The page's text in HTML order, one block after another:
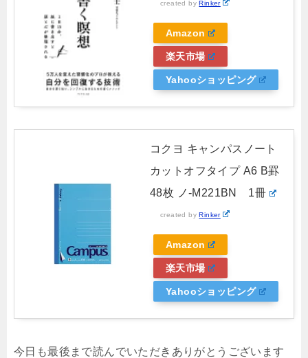
created byRinker
Amazon
楽天市場
Yahooショッピング
コクヨ キャンパスノート
カットオフタイプ A6 B罫
48枚 ノ-M221BN 1冊
created byRinker
Amazon
楽天市場
Yahooショッピング
今日も最後まで読んでいただきありがとうございます